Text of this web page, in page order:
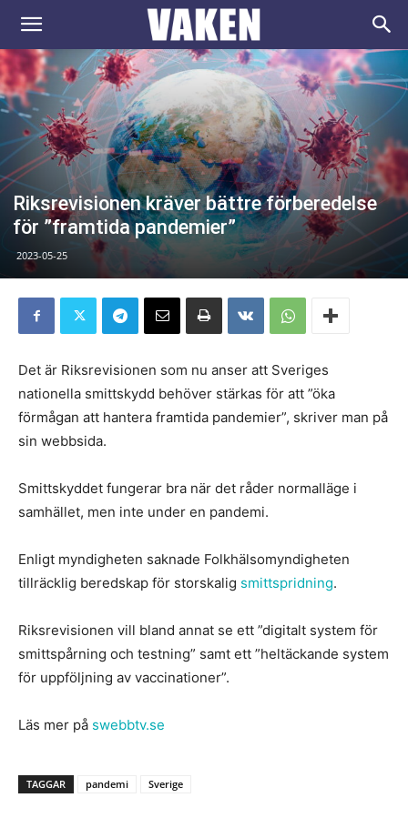
VAKEN.se
Riksrevisionen kräver bättre förberedelse
för ”framtida pandemier”
2023-05-25
Det är Riksrevisionen som nu anser att Sveriges
nationella smittskydd behöver stärkas för att ”öka
förmågan att hantera framtida pandemier”, skriver man på
sin webbsida.
Smittskyddet fungerar bra när det råder normalläge i
samhället, men inte under en pandemi.
Enligt myndigheten saknade Folkhälsomyndigheten
tillräcklig beredskap för storskalig smittspridning.
Riksrevisionen vill bland annat se ett ”digitalt system för
smittspårning och testning” samt ett ”heltäckande system
för uppföljning av vaccinationer”.
Läs mer på swebbtv.se
TAGGAR pandemi Sverige